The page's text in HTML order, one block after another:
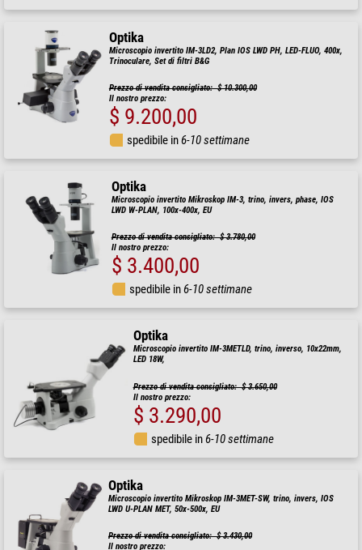
Optika
Microscopio invertito IM-3LD2, Plan IOS LWD PH, LED-FLUO, 400x,
Trinoculare, Set di filtri B&G
Prezzo di vendita consigliato: $ 10.300,00
Il nostro prezzo:
$ 9.200,00
spedibile in6-10 settimane
Optika
Microscopio invertito Mikroskop IM-3, trino, invers, phase, IOS
LWD W-PLAN, 100x-400x, EU
Prezzo di vendita consigliato: $ 3.780,00
Il nostro prezzo:
$ 3.400,00
spedibile in6-10 settimane
Optika
Microscopio invertito IM-3METLD, trino, inverso, 10x22mm,
LED 18W,
Prezzo di vendita consigliato: $ 3.650,00
Il nostro prezzo:
$ 3.290,00
spedibile in6-10 settimane
Optika
Microscopio invertito Mikroskop IM-3MET-SW, trino, invers, IOS
LWD U-PLAN MET, 50x-500x, EU
Prezzo di vendita consigliato: $ 3.430,00
Il nostro prezzo: